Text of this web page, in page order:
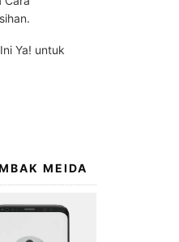
Ya! untuk
MEIDA